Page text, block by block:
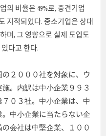
의 비율은 49%로, 중견기업
지적되었다. 중소기업은 상대
며, 그 영향으로 실제 도입도
다고 한다.
２０００社を対象に、ウ
。内訳は中小企業９９３
０３社。中小企業は、中
中小企業に当たらない企
会社は中堅企業、１００